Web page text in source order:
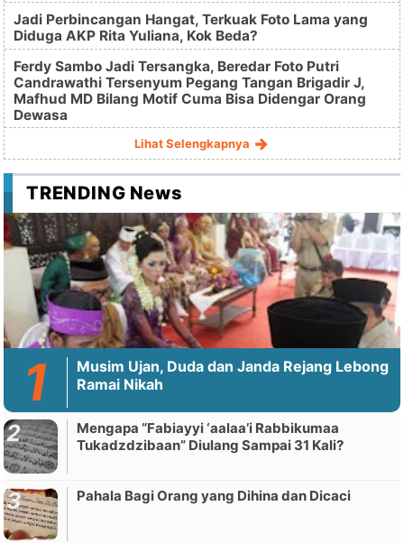
Jadi Perbincangan Hangat, Terkuak Foto Lama yang
Diduga AKP Rita Yuliana, Kok Beda?
Ferdy Sambo Jadi Tersangka, Beredar Foto Putri
Candrawathi Tersenyum Pegang Tangan Brigadir J,
Mafhud MD Bilang Motif Cuma Bisa Didengar Orang
Dewasa
Lihat Selengkapnya
TRENDING News
Musim Ujan, Duda dan Janda Rejang Lebong
Ramai Nikah
Mengapa “Fabiayyi ‘aalaa’i Rabbikumaa
Tukadzdzibaan” Diulang Sampai 31 Kali?
Pahala Bagi Orang yang Dihina dan Dicaci